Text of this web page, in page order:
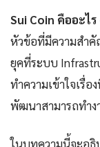
Sui Coin คืออะไ
หัวข้อที่มีความสำคั
ยุคที่ระบบ
ทำความเข้าใจเรื่
พัฒนาสามารถทำง
ในบทความนี้จะอธิ